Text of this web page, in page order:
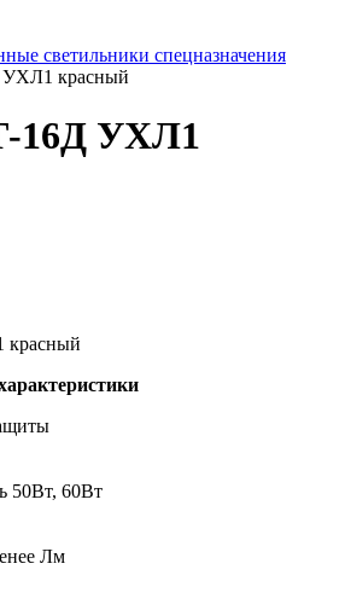
светильники спецназначения
красный
УХЛ1
50Вт, 60Вт
Лм